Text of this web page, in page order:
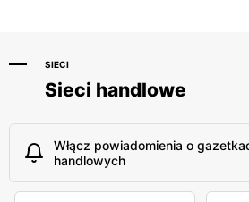
SIECI
Sieci handlowe
Włącz powiadomienia o
handlowych